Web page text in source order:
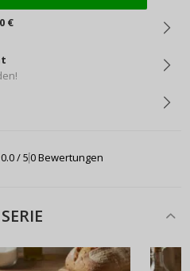
€
0.0/ 50 Bewertungen